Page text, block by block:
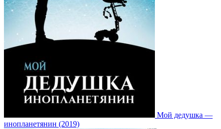
Мой дедушка —
инопланетянин (2019)